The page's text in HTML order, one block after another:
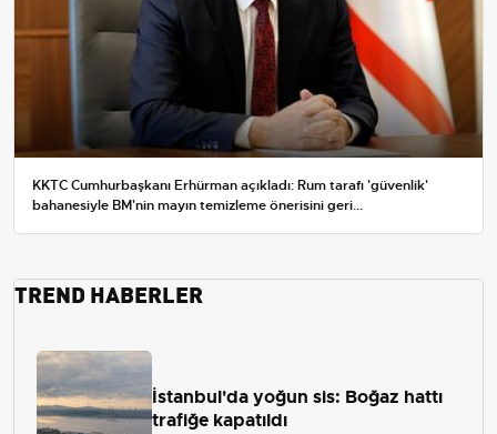
KKTC Cumhurbaşkanı Erhürman açıkladı: Rum tarafı 'güvenlik'
bahanesiyle BM'nin mayın temizleme önerisini geri...
TREND HABERLER
İstanbul'da yoğun sis: Boğaz hattı
trafiğe kapatıldı